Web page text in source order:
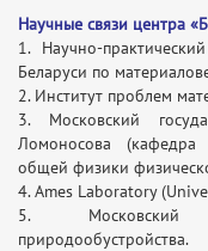
Научные связи центра
1. Научно-
Беларуси по
2. Институт проблем
3. Московский
Ломоносова (кафедра
общей физики
4. Ames Laboratory
5. Московский
природообустройства.